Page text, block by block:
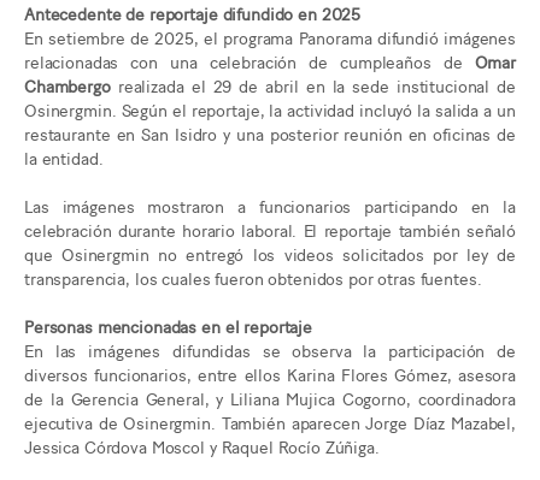
Antecedente de reportaje difundido en 2025
En setiembre de 2025, el programa Panorama difundió imágenes
relacionadas con una celebración de cumpleaños de Omar
Chambergorealizada el 29 de abril en la sede institucional de
Osinergmin. Según el reportaje, la actividad incluyó la salida a un
restaurante en San Isidro y una posterior reunión en oficinas de
la entidad.
Las imágenes mostraron a funcionarios participando en la
celebración durante horario laboral. El reportaje también señaló
que Osinergmin no entregó los videos solicitados por ley de
transparencia, los cuales fueron obtenidos por otras fuentes.
Personas mencionadas en el reportaje
En las imágenes difundidas se observa la participación de
diversos funcionarios, entre ellos Karina Flores Gómez, asesora
de la Gerencia General, y Liliana Mujica Cogorno, coordinadora
ejecutiva de Osinergmin. También aparecen Jorge Díaz Mazabel,
Jessica Córdova Moscol y Raquel Rocío Zúñiga.